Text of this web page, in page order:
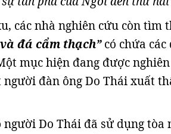
các nhà nghiên cứu còn tìm
đá cẩm thạch”có chứa các
mục hiện đang được
người đàn ông Do Thái xuất
Do Thái đã sử dụng tòa